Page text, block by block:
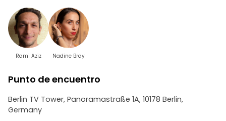
Perfecto para foodies curiosos, viajeros independientes y
familias que busquen una experiencia gastronómica única,
satisfactoria y profundamente local en Berlín. ¡Trae tu
apetito y empápate del ambiente cálido y relajado de las
Rami Aziz Nadine Bray
Punto de encuentro
Berlin TV Tower, Panoramastraße 1A, 10178 Berlin,
Germany